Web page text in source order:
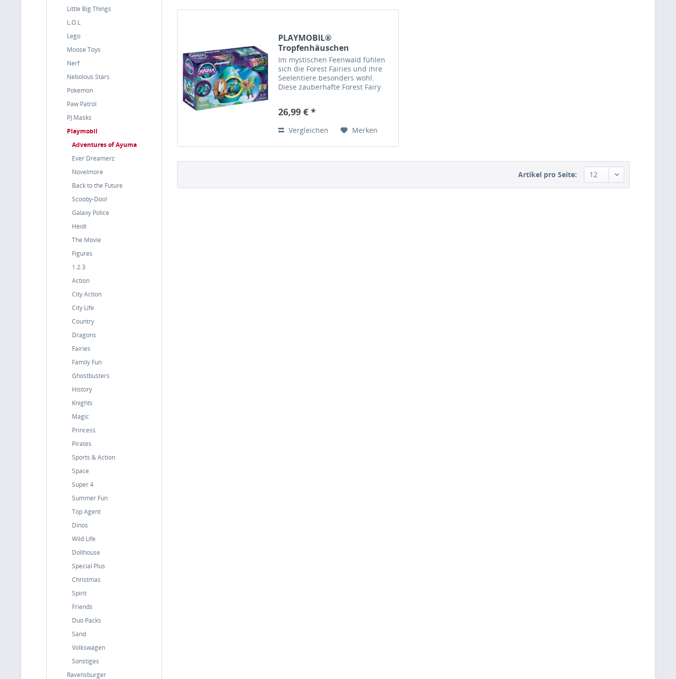
Little Big Things
L.O.L
Lego
Moose Toys
Nerf
Nebolous Stars
Pokemon
Paw Patrol
PJ Masks
Playmobil
Adventures of Ayuma
Ever Dreamerz
Novelmore
Back to the Future
Scooby-Doo!
Galaxy Police
Heidi
The Movie
Figures
1.2.3
Action
City Action
City Life
Country
Dragons
Fairies
Family Fun
Ghostbusters
History
Knights
Magic
Princess
Pirates
Sports & Action
Space
Super 4
Summer Fun
Top Agent
Dinos
Wild Life
Dollhouse
Special Plus
Christmas
Spirit
Friends
Duo Packs
Sand
Volkswagen
Sonstiges
Ravensburger
PLAYMOBIL®
Tropfenhäuschen
Im mystischen Feenwald fühlen
sich die Forest Fairies und ihre
Seelentiere besonders wohl.
Diese zauberhafte Forest Fairy
gemütliches Tropfenhaus ihr
26,99 € *
Vergleichen Merken
Artikel pro Seite: